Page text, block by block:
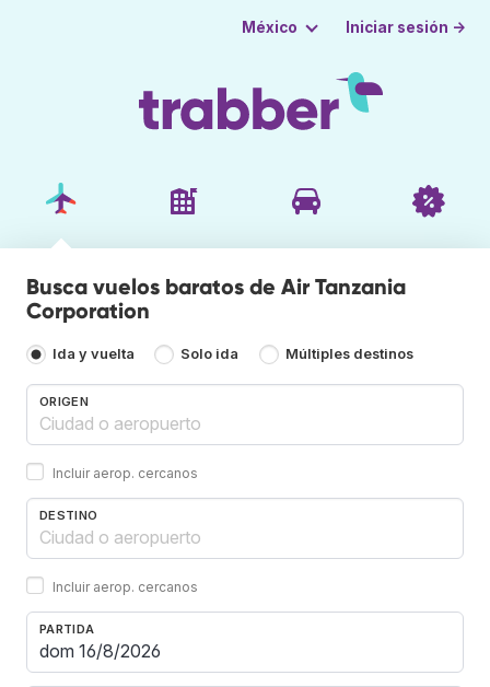
México Iniciar sesión →
Busca vuelos baratos de Air Tanzania
Corporation
Ida y vuelta Solo ida Múltiples destinos
ORIGEN
Incluir aerop. cercanos
DESTINO
Incluir aerop. cercanos
PARTIDA